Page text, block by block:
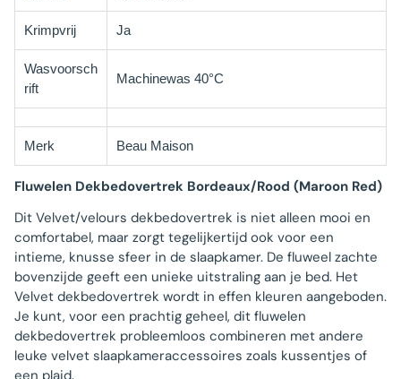
Krimpvrij Ja
Wasvoorsch
rift
Machinewas 40°C
Merk Beau Maison
Fluwelen Dekbedovertrek Bordeaux/Rood (Maroon Red)
Dit Velvet/velours dekbedovertrek is niet alleen mooi en
comfortabel, maar zorgt tegelijkertijd ook voor een
intieme, knusse sfeer in de slaapkamer. De fluweel zachte
bovenzijde geeft een unieke uitstraling aan je bed. Het
Velvet dekbedovertrek wordt in effen kleuren aangeboden.
Je kunt, voor een prachtig geheel, dit fluwelen
dekbedovertrek probleemloos combineren met andere
leuke velvet slaapkameraccessoires zoals kussentjes of
een plaid.